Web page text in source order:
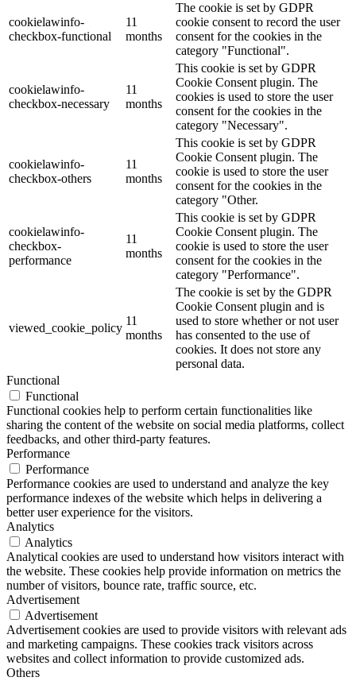
cookielawinfo-
checkbox-functional
11
months
The cookie is set by GDPR
cookie consent to record the user
consent for the cookies in the
category "Functional".
cookielawinfo-
checkbox-necessary
11
months
This cookie is set by GDPR
Cookie Consent plugin. The
cookies is used to store the user
consent for the cookies in the
category "Necessary".
cookielawinfo-
checkbox-others
11
months
This cookie is set by GDPR
Cookie Consent plugin. The
cookie is used to store the user
consent for the cookies in the
category "Other.
cookielawinfo-
checkbox-
performance
11
months
This cookie is set by GDPR
Cookie Consent plugin. The
cookie is used to store the user
consent for the cookies in the
category "Performance".
viewed_cookie_policy
11
months
The cookie is set by the GDPR
Cookie Consent plugin and is
used to store whether or not user
has consented to the use of
cookies. It does not store any
personal data.
Functional
Functional
Functional cookies help to perform certain functionalities like
sharing the content of the website on social media platforms, collect
feedbacks, and other third-party features.
Performance
Performance
Performance cookies are used to understand and analyze the key
performance indexes of the website which helps in delivering a
better user experience for the visitors.
Analytics
Analytics
Analytical cookies are used to understand how visitors interact with
the website. These cookies help provide information on metrics the
number of visitors, bounce rate, traffic source, etc.
Advertisement
Advertisement
Advertisement cookies are used to provide visitors with relevant ads
and marketing campaigns. These cookies track visitors across
websites and collect information to provide customized ads.
Others